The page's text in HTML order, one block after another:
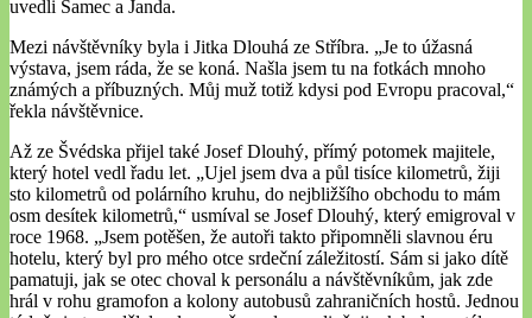
uvedli Samec a Janda.
Mezi návštěvníky byla i Jitka Dlouhá ze Stříbra. „Je to úžasná
výstava, jsem ráda, že se koná. Našla jsem tu na fotkách mnoho
známých a příbuzných. Můj muž totiž kdysi pod Evropu pracoval,“
řekla návštěvnice.
Až ze Švédska přijel také Josef Dlouhý, přímý potomek majitele,
který hotel vedl řadu let. „Ujel jsem dva a půl tisíce kilometrů, žiji
sto kilometrů od polárního kruhu, do nejbližšího obchodu to mám
osm desítek kilometrů,“ usmíval se Josef Dlouhý, který emigroval v
roce 1968. „Jsem potěšen, že autoři takto připomněli slavnou éru
hotelu, který byl pro mého otce srdeční záležitostí. Sám si jako dítě
pamatuji, jak se otec choval k personálu a návštěvníkům, jak zde
hrál v rohu gramofon a kolony autobusů zahraničních hostů. Jednou